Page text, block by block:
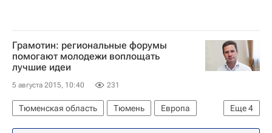
Грамотин: региональные форумы
помогают молодежи воплощать
лучшие идеи
5 августа 2015, 10:40 231
Еще4
Тюменская область Тюмень
Европа
Уральский ФО
Весь мир
СН_Образование